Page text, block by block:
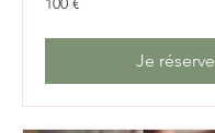
euros
Je réserve